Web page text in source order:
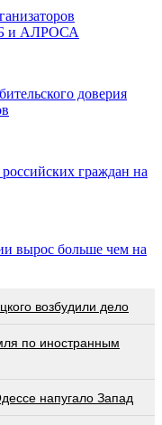
и АЛРОСА
доверия
граждан на
вырос больше чем на
возбудили дело
по иностранным
напугало Запад